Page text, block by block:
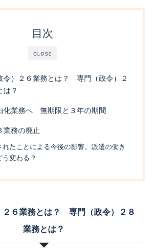
CLOSE
目次
令）２６業務とは？ 専門（政令）２
は？
化業務へ 無期限と３年の期間
業務の廃止
れたことによる今後の影響。派遣の働き
う変わる？
２６業務とは？ 専門（政令）２８
業務とは？